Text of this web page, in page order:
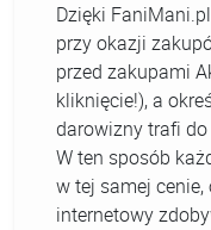
Dzięki
przy okazji
przed zakupami
kliknięcie!), a
darowizny trafi
W ten sposób
w tej samej
internetowy